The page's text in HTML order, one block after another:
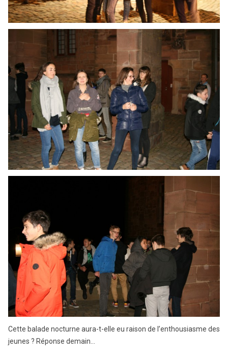
Cette balade nocturne aura-t-elle eu raison de l’enthousiasme des
jeunes ? Réponse demain…